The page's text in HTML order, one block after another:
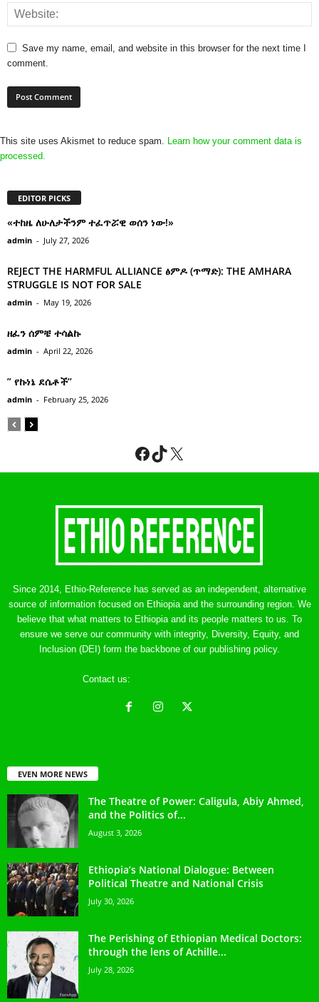
Save my name, email, and website in this browser for the next time I
comment.
This site uses Akismet to reduce spam.
Learn how your comment data is
processed.
EDITOR PICKS
«ተከዜ ለሁለታችንም ተፈጥሯዊ ወሰን ነው!»
admin - July 27, 2026
REJECT THE HARMFUL ALLIANCE ፅምዶ (ጥማድ): THE AMHARA
STRUGGLE IS NOT FOR SALE
admin - May 19, 2026
ዘፈን ሰምቼ ተሳልኩ
admin - April 22, 2026
” የኩነኔ ደሴቶች’’
admin - February 25, 2026
Facebook
TikTok
X
Since 2014, Ethio-Reference has served as an independent, alternative
source of information focused on Ethiopia and the surrounding region. We
believe that what matters to Ethiopia and its people matters to us. To
ensure we serve our community with integrity, Diversity, Equity, and
Inclusion (DEI) form the backbone of our publishing policy.
Contact us:
EVEN MORE NEWS
The Theatre of Power: Caligula, Abiy Ahmed,
and the Politics of...
August 3, 2026
Ethiopia’s National Dialogue: Between
Political Theatre and National Crisis
July 30, 2026
The Perishing of Ethiopian Medical Doctors:
through the lens of Achille...
July 28, 2026